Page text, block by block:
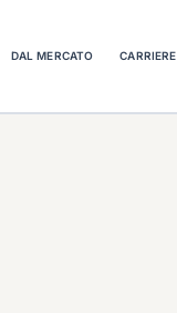
DAL MERCATO CARRIERE